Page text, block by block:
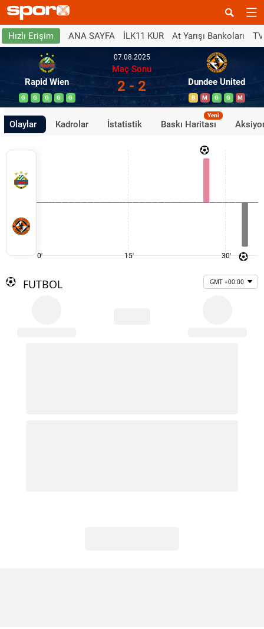
Hızlı Erişim ANA SAYFA İLK11 KUR At Yarışı Bankoları
Rapid Wien
G G G G G
07.08.2025
Maç Sonu
2 - 2 Dundee United
B M G G M
Olaylar Kadrolar İstatistik Baskı Haritası
Yeni
0' 15' 30'
FUTBOL GMT +00:00